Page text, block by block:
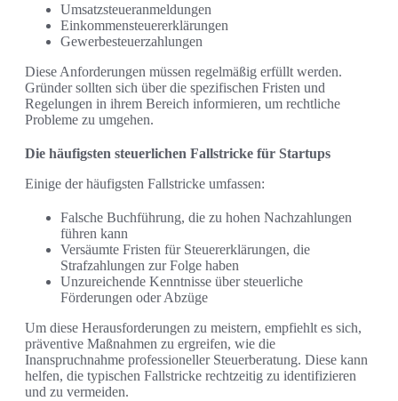
Umsatzsteueranmeldungen
Einkommensteuererklärungen
Gewerbesteuerzahlungen
Diese Anforderungen müssen regelmäßig erfüllt werden.
Gründer sollten sich über die spezifischen Fristen und
Regelungen in ihrem Bereich informieren, um rechtliche
Probleme zu umgehen.
Die häufigsten steuerlichen Fallstricke für Startups
Einige der häufigsten Fallstricke umfassen:
Falsche Buchführung, die zu hohen Nachzahlungen
führen kann
Versäumte Fristen für Steuererklärungen, die
Strafzahlungen zur Folge haben
Unzureichende Kenntnisse über steuerliche
Förderungen oder Abzüge
Um diese Herausforderungen zu meistern, empfiehlt es sich,
präventive Maßnahmen zu ergreifen, wie die
Inanspruchnahme professioneller Steuerberatung. Diese kann
helfen, die typischen Fallstricke rechtzeitig zu identifizieren
und zu vermeiden.